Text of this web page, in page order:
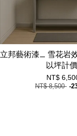
立邦藝術漆_ 雪花岩
以坪計
NT$
NT$ 8,500 -